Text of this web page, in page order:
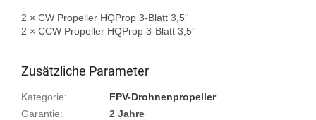
2 × CW Propeller HQProp 3-Blatt 3,5''
2 × CCW Propeller HQProp 3-Blatt 3,5''
Zusätzliche Parameter
Kategorie:
FPV-Drohnenpropeller
Garantie:
2 Jahre